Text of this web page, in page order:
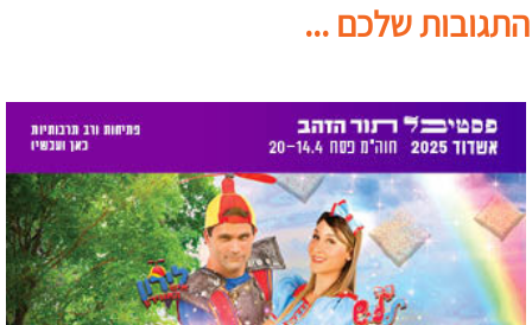
התגובות שלכם ...